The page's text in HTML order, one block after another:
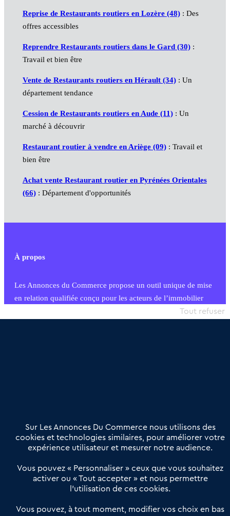
Reprise de Restaurants routiers en Lozère (48): Des
offres accessibles
Reprendre Restaurants routiers dans le Gard (30):
Travail et bien être
Vente de Restaurants routiers en Hérault (34): Un
département tendance
Cession de Restaurants routiers en Aude (11): Un
marché à découvrir
Restaurant routier à vendre en Ariège (09): Travail et
bien être
Achat vente Restaurant routier en Pyrénées Orientales
(66): Département d'opportunités
À propos
Les Annonces du Commerce propose un outil unique de mise
en relation qualifiée conçu pour les acteurs de l’immobilier
commercial et les collectivités territoriales, simple et intégrant
Offres Pro
Actualités
Qui sommes nous ?
Derniers articles
Réseau 3C : un partenaire national dédié aux transactions
Petitscommerces : Un partenariat au service du commerce de
Sur Les Annonces Du Commerce nous utilisons des
cookies et technologies similaires, pour améliorer votre
expérience utilisateur et mesurer notre audience.
Vous pouvez « Personnaliser » ceux que vous souhaitez
activer ou « Tout accepter » et nous permettre
l’utilisation de ces cookies.
Vous pouvez, à tout moment, modifier vos choix en bas
Tout refuser